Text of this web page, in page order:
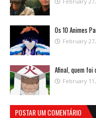
Os 10 Animes
February
Afinal, quem foi
February
POSTAR UM COMENTÁRIO